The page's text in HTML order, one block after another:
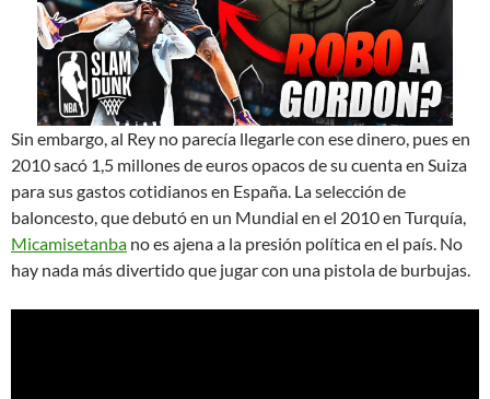
Sin embargo, al Rey no parecía llegarle con ese dinero, pues en
2010 sacó 1,5 millones de euros opacos de su cuenta en Suiza
para sus gastos cotidianos en España. La selección de
baloncesto, que debutó en un Mundial en el 2010 en Turquía,
Micamisetanba no es ajena a la presión política en el país. No
hay nada más divertido que jugar con una pistola de burbujas.